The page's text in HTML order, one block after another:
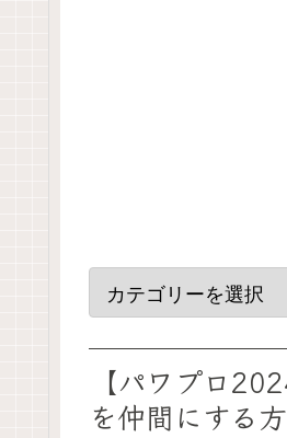
【パワプロ
を仲間にする